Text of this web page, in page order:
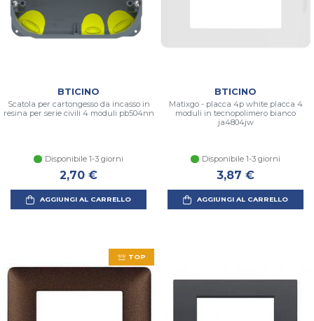
BTICINO
Scatola per cartongesso da incasso in
resina per serie civili 4 moduli pb504nn
Disponibile 1-3 giorni
2,70 €
AGGIUNGI AL CARRELLO
BTICINO
Matixgo - placca 4p white placca 4
moduli in tecnopolimero bianco
ja4804jw
Disponibile 1-3 giorni
3,87 €
AGGIUNGI AL CARRELLO
TOP